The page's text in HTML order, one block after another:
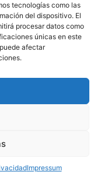
tecnologías como las
del dispositivo. El
procesar datos como
únicas en este
afectar
Impressum